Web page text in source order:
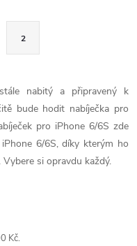
2
nabitý a připravený k
bude hodit nabíječka pro
pro iPhone 6/6S zde
6/6S, díky kterým ho
si opravdu každý.
Kč.